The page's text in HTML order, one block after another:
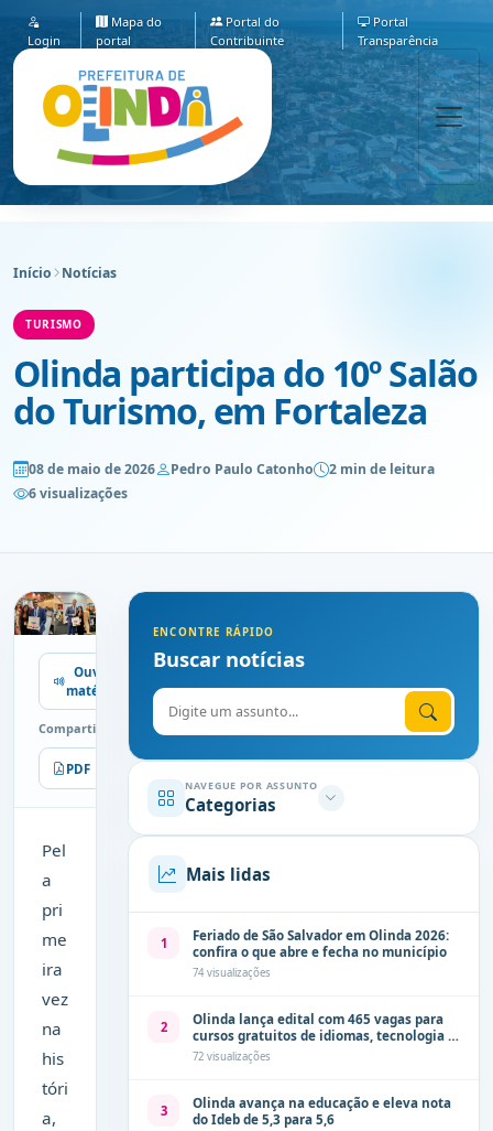
Login
Mapa do
portal
Portal do
Contribuinte
Portal
Transparência
Início Notícias
TURISMO
Olinda participa do 10º Salão
do Turismo, em Fortaleza
08 de maio de 2026 Pedro Paulo Catonho
2 min de leitura
6 visualizações
Ouvir
matéria
Compartilhe
PDF Imprimir
Pel
a
pri
me
ira
vez
na
his
tóri
a,
ENCONTRE RÁPIDO
Buscar notícias
Digite o assunto
NAVEGUE POR ASSUNTO
Categorias
Mais lidas
1
Feriado de São Salvador em Olinda 2026:
confira o que abre e fecha no município
74 visualizações
2
Olinda lança edital com 465 vagas para
cursos gratuitos de idiomas, tecnologia e
comunicação
72 visualizações
3
Olinda avança na educação e eleva nota
do Ideb de 5,3 para 5,6